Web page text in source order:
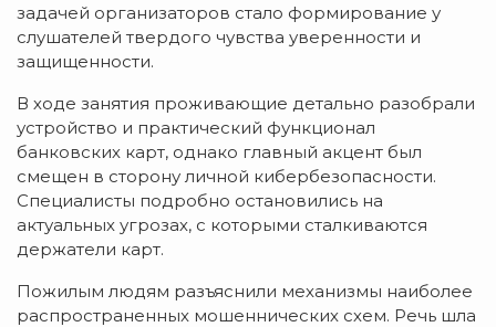
задачей организаторов стало формирование у
слушателей твердого чувства уверенности и
защищенности.
В ходе занятия проживающие детально разобрали
устройство и практический функционал
банковских карт, однако главный акцент был
смещен в сторону личной кибербезопасности.
Специалисты подробно остановились на
актуальных угрозах, с которыми сталкиваются
держатели карт.
Пожилым людям разъяснили механизмы наиболее
распространенных мошеннических схем. Речь шла